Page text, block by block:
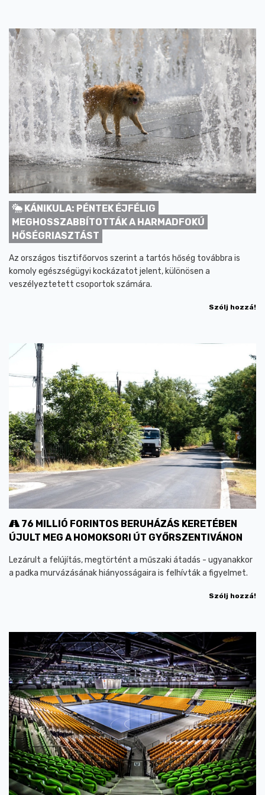
KÁNIKULA: PÉNTEK ÉJFÉLIG
MEGHOSSZABBÍTOTTÁK A HARMADFOKÚ
HŐSÉGRIASZTÁST
Az országos tisztifőorvos szerint a tartós hőség továbbra is
komoly egészségügyi kockázatot jelent, különösen a
veszélyeztetett csoportok számára.
Szólj hozzá!
76 MILLIÓ FORINTOS BERUHÁZÁS KERETÉBEN
ÚJULT MEG A HOMOKSORI ÚT GYŐRSZENTIVÁNON
Lezárult a felújítás, megtörtént a műszaki átadás - ugyanakkor
a padka murvázásának hiányosságaira is felhívták a figyelmet.
Szólj hozzá!